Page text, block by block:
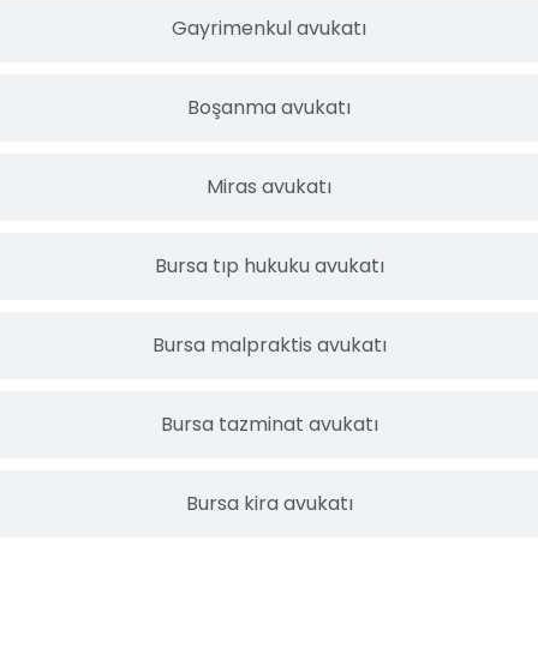
Gayrimenkul avukatı
Boşanma avukatı
Miras avukatı
Bursa tıp hukuku avukatı
Bursa malpraktis avukatı
Bursa tazminat avukatı
Bursa kira avukatı